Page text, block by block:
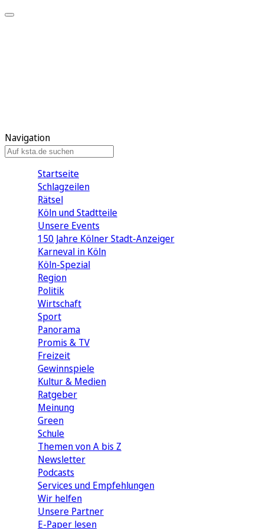
Navigation
Startseite
Schlagzeilen
Rätsel
Köln und Stadtteile
Unsere Events
150 Jahre Kölner Stadt-Anzeiger
Karneval in Köln
Köln-Spezial
Region
Politik
Wirtschaft
Sport
Panorama
Promis & TV
Freizeit
Gewinnspiele
Kultur & Medien
Ratgeber
Meinung
Green
Schule
Themen von A bis Z
Newsletter
Podcasts
Services und Empfehlungen
Wir helfen
Unsere Partner
E-Paper lesen